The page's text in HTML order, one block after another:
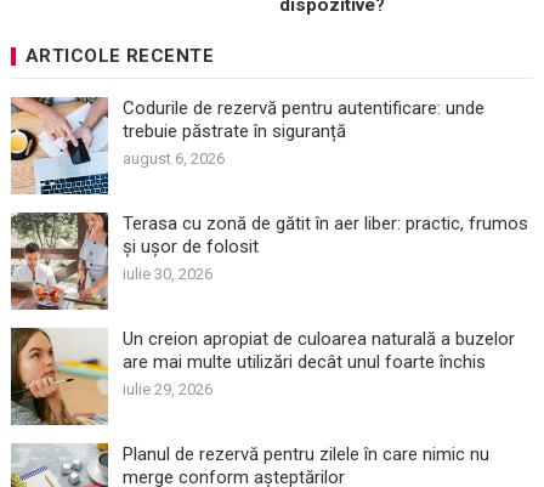
dispozitive?
ARTICOLE RECENTE
Codurile de rezervă pentru autentificare: unde
trebuie păstrate în siguranță
august 6, 2026
Terasa cu zonă de gătit în aer liber: practic, frumos
și ușor de folosit
iulie 30, 2026
Un creion apropiat de culoarea naturală a buzelor
are mai multe utilizări decât unul foarte închis
iulie 29, 2026
Planul de rezervă pentru zilele în care nimic nu
merge conform așteptărilor